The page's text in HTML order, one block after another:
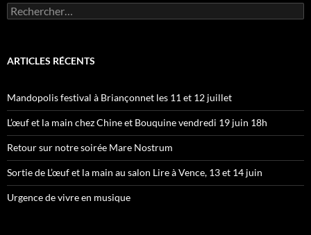
Rechercher :
ARTICLES RÉCENTS
Mandopolis festival à Briançonnet les 11 et 12 juillet
L’œuf et la main chez Chine et Bouquine vendredi 19 juin 18h
Retour sur notre soirée Mare Nostrum
Sortie de L’œuf et la main au salon Lire à Vence, 13 et 14 juin
Urgence de vivre en musique